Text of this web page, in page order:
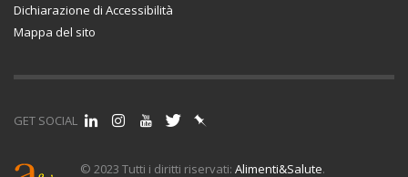
Dichiarazione di Accessibilità
Mappa del sito
GET SOCIAL
© 2023 Tutti i diritti riservati: Alimenti&Salute.